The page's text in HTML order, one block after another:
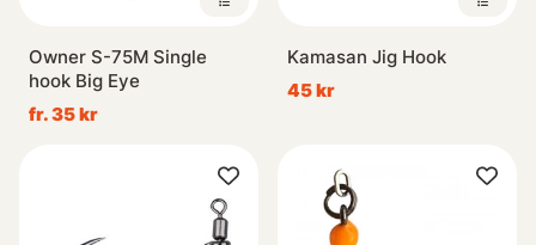
Owner S-75M Single
hook Big Eye
fr. 35 kr
Kamasan Jig Hook
45 kr